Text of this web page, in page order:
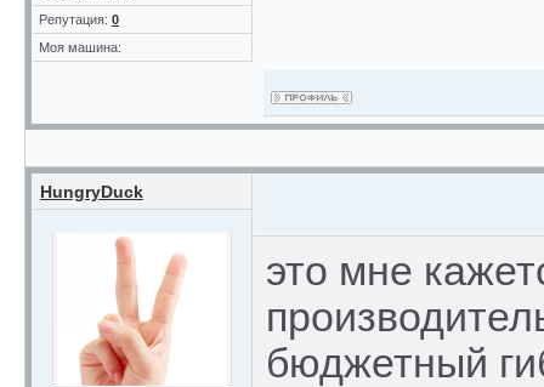
Репутация: 0
Моя машина:
HungryDuck
это мне
бюджетный